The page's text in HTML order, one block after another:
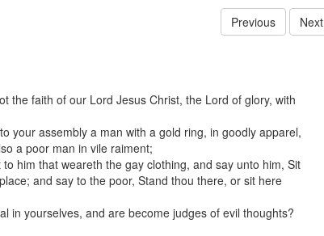
Previous Next
the faith of our Lord Jesus Christ, the Lord of glory, with
your assembly a man with a gold ring, in goodly apparel,
a poor man in vile raiment;
him that weareth the gay clothing, and say unto him, Sit
and say to the poor, Stand thou there, or sit here
in yourselves, and are become judges of evil thoughts?